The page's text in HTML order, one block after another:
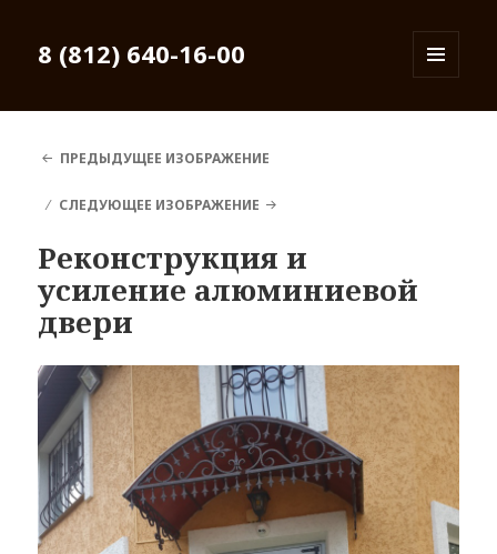
8 (812) 640-16-00
ПРЕДЫДУЩЕЕ ИЗОБРАЖЕНИЕ
СЛЕДУЮЩЕЕ ИЗОБРАЖЕНИЕ
Реконструкция и
усиление алюминиевой
двери